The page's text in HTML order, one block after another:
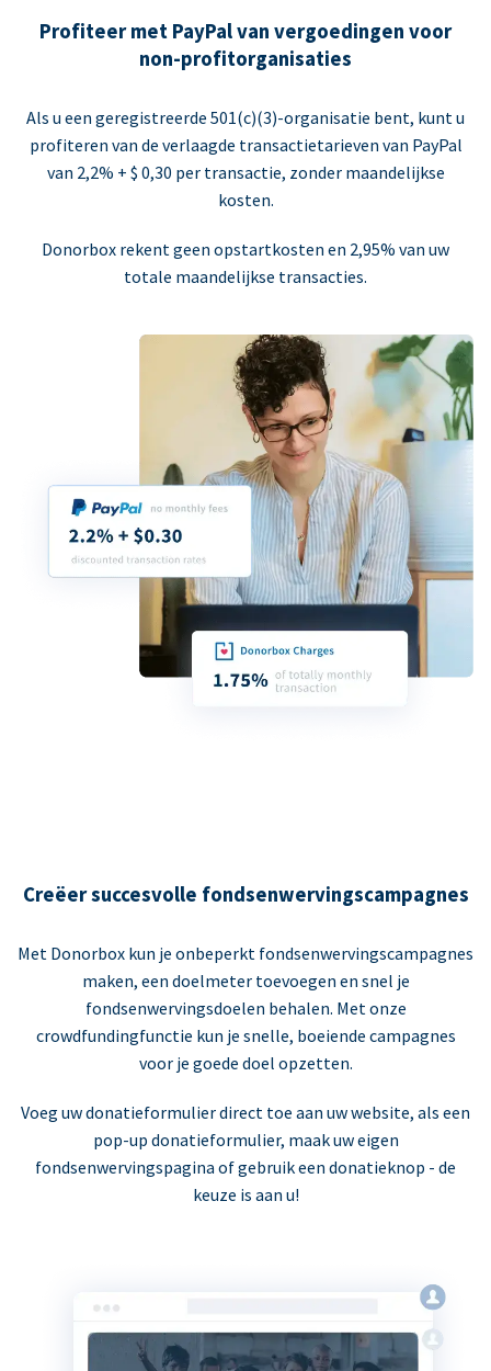
Profiteer met PayPal van vergoedingen voor
non-profitorganisaties
Als u een geregistreerde 501(c)(3)-organisatie bent, kunt u
profiteren van de verlaagde transactietarieven van PayPal
van 2,2% + $ 0,30 per transactie, zonder maandelijkse
kosten.
Donorbox rekent geen opstartkosten en 2,95% van uw
totale maandelijkse transacties.
Creëer succesvolle fondsenwervingscampagnes
Met Donorbox kun je onbeperkt fondsenwervingscampagnes
maken, een doelmeter toevoegen en snel je
fondsenwervingsdoelen behalen. Met onze
crowdfundingfunctie kun je snelle, boeiende campagnes
voor je goede doel opzetten.
Voeg uw donatieformulier direct toe aan uw website, als een
pop-up donatieformulier, maak uw eigen
fondsenwervingspagina of gebruik een donatieknop - de
keuze is aan u!